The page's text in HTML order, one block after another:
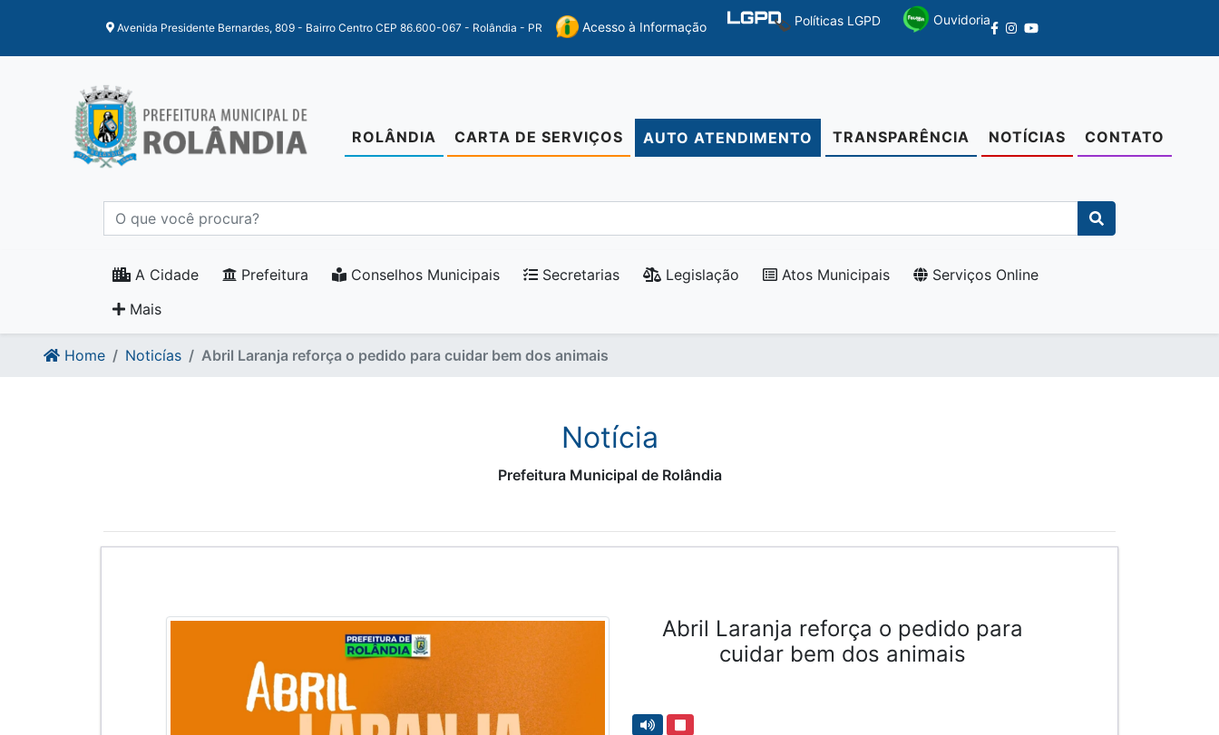
Avenida Presidente Bernardes, 809 - Bairro Centro CEP 86.600-067 - Rolândia - PR Acesso à Informação Políticas LGPD Ouvidoria
ROLÂNDIA CARTA DE SERVIÇOS AUTO ATENDIMENTO TRANSPARÊNCIA NOTÍCIAS CONTATO
A Cidade Prefeitura Conselhos Municipais Secretarias Legislação Atos Municipais
Serviços Online
Mais
Home Noticías Abril Laranja reforça o pedido para cuidar bem dos animais
Notícia
Prefeitura Municipal de Rolândia
Abril Laranja reforça o pedido para
cuidar bem dos animais